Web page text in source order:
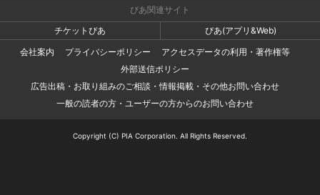
ぴあ関連サイト
チケットぴあ
ぴあ(アプリ&Web)
会社案内
プライバシーポリシー
アクセスデータの利用・著作権等
外部送信ポリシー
広告出稿・お取り組みのご相談・情報掲載・その他お問い合わせ
一般の読者の方・ユーザーの方からのお問い合わせ
Copyright (C) PIA Corporation. All Rights Reserved.